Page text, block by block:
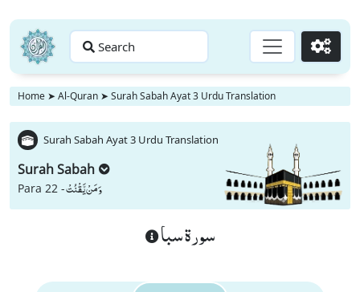
Search Go
Home ➤ Al-Quran ➤ Surah Sabah Ayat 3 Urdu Translation
Surah Sabah Ayat 3 Urdu Translation
Surah Sabah
Para 22 -وَ مَنْ یَّقْنُتْ
سورة سبا